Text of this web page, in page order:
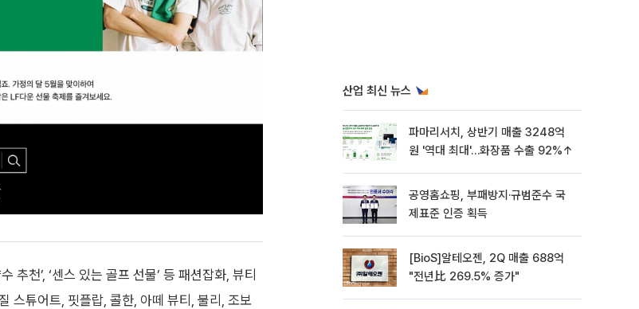
천’, ‘센스 있는 골프 선물’ 등 패션잡화, 뷰티
스튜어트, 핏플랍, 콜한, 아떼 뷰티, 불리, 조보
산업 최신 뉴스
파마리서치, 상반기 매출 3248억
원 '역대 최대'…화장품 수출 92%↑
공영홈쇼핑, 부패방지·규범준수 국
제표준 인증 획득
[BioS]알테오젠, 2Q 매출 688억
"전년比 269.5% 증가"